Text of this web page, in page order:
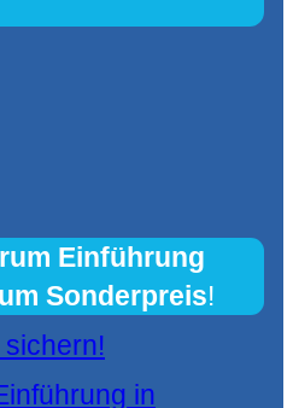
Einführung
Sonderpreis!
sichern!